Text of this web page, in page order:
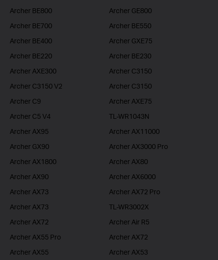
Archer BE800
Archer GE800
Archer BE700
Archer BE550
Archer BE400
Archer GXE75
Archer BE220
Archer BE230
Archer AXE300
Archer C3150
Archer C3150 V2
Archer C3150
Archer C9
Archer AXE75
Archer C5 V4
TL-WR1043N
Archer AX95
Archer AX11000
Archer GX90
Archer AX3000 Pro
Archer AX1800
Archer AX80
Archer AX90
Archer AX6000
Archer AX73
Archer AX72 Pro
Archer AX73
TL-WR3002X
Archer AX72
Archer Air R5
Archer AX55 Pro
Archer AX72
Archer AX55
Archer AX53